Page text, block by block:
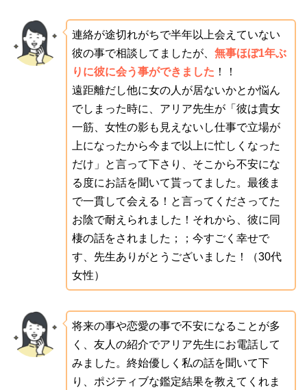
連絡が途切れがちで半年以上会えていない
彼の事で相談してましたが、 無事ほぼ1年ぶ
りに彼に会う事ができました ！！
遠距離だし他に女の人が居ないかとか悩ん
でしまった時に、アリア先生が「彼は貴女
一筋、女性の影も見えないし仕事で立場が
上になったから今まで以上に忙しくなった
だけ」と言って下さり、そこから不安にな
る度にお話を聞いて貰ってました。最後ま
で一貫して会える！と言ってくださってた
お陰で耐えられました！それから、彼に同
棲の話をされました；；今すごく幸せで
す、先生ありがとうございました！（30代
女性）
将来の事や恋愛の事で不安になることが多
く、友人の紹介でアリア先生にお電話して
みました。終始優しく私の話を聞いて下
り、ポジティブな鑑定結果を教えてくれま